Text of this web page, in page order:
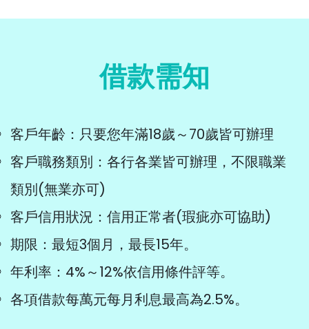
借款需知
客戶年齡：只要您年滿18歲～70歲皆可辦理
客戶職務類別：各行各業皆可辦理，不限職業
類別(無業亦可)
客戶信用狀況：信用正常者(瑕疵亦可協助)
期限：最短3個月，最長15年。
年利率：4%～12%依信用條件評等。
各項借款每萬元每月利息最高為2.5%。